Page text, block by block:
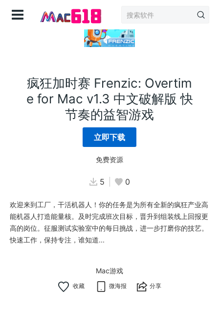
疯狂加时赛 Frenzic: Overtim
e for Mac v1.3 中文破解版 快
节奏的益智游戏
立即下载
免费资源
5 0
欢迎来到工厂，干活机器人！你的任务是为所有全新的疯狂产业高
能机器人打造能量核。及时完成班次目标，晋升到组装线上回报更
高的岗位。征服测试实验室中的每日挑战，进一步打磨你的技艺。
快速工作，保持专注，谁知道...
Mac游戏
微海报 分享